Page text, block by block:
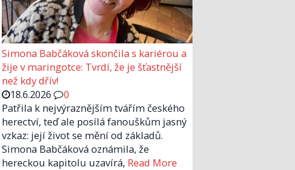
Simona Babčáková skončila s kariérou a
žije v maringotce: Tvrdí, že je šťastnější
než kdy dřív!
18.6.2026
0
Patřila k nejvýraznějším tvářím českého
herectví, teď ale posílá fanouškům jasný
vzkaz: její život se mění od základů.
Simona Babčáková oznámila, že
hereckou kapitolu uzavírá, Read More